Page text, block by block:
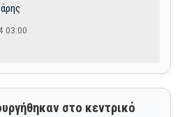
03:00
στο κεντρικό